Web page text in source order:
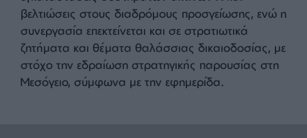
επιδιώκοντας στρατηγικές συνεργασίες και
γεωπολιτική επιρροή. Με βάση τις πληροφορίες
που δημοσίευσε η εφημερίδα Türkiye, η νέα
συριακή διοίκηση έχει ξεκινήσει επαφές με
τουρκικές εταιρείες για έργα υποδομών, όπως